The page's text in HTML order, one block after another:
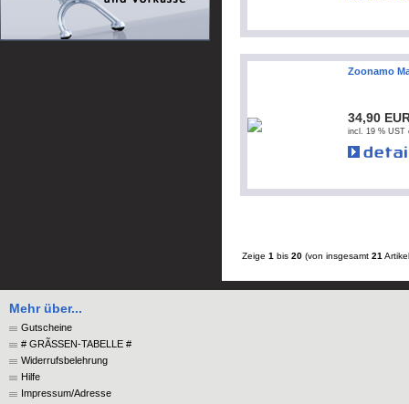
Zoonamo
34,90
incl. 19 % UST
Zeige 1 bis 20 (von insgesamt 21
Mehr über...
Gutscheine
# GRÃSSEN-TABELLE #
Widerrufsbelehrung
Hilfe
Impressum/Adresse